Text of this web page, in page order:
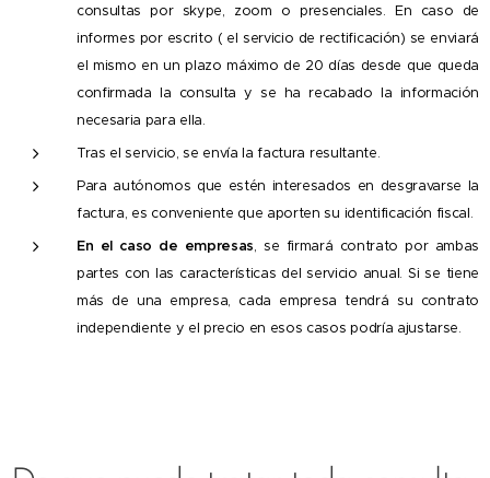
consultas por skype, zoom o presenciales. En caso de
informes por escrito ( el servicio de rectificación) se enviará
el mismo en un plazo máximo de 20 días desde que queda
confirmada la consulta y se ha recabado la información
necesaria para ella.
Tras el servicio, se envía la factura resultante.
Para autónomos que estén interesados en desgravarse la
factura, es conveniente que aporten su identificación fiscal.
En el caso de empresas, se firmará contrato por ambas
partes con las características del servicio anual. Si se tiene
más de una empresa, cada empresa tendrá su contrato
independiente y el precio en esos casos podría ajustarse.